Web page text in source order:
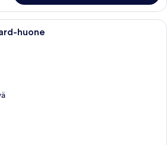
Minibaari, tallelokero huoneessa,
huone